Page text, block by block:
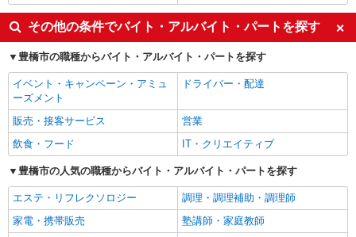
その他の条件でバイト・アルバイト・パートを探す
豊橋市の職種からバイト・アルバイト・パートを探す
イベント・キャンペーン・アミュ
ーズメント
ドライバー・配達
販売・接客サービス
営業
飲食・フード
IT・クリエイティブ
豊橋市の人気の職種からバイト・アルバイト・パートを探す
エステ・リフレクソロジー
調理・調理補助・調理師
家電・携帯販売
塾講師・家庭教師